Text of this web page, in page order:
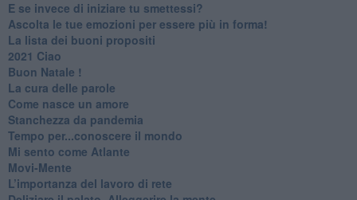
​E se invece di iniziare tu smettessi?
​Ascolta le tue emozioni per essere più in forma!
​La lista dei buoni propositi
2021 Ciao
Buon Natale !
​La cura delle parole
​Come nasce un amore
Stanchezza da pandemia
​Tempo per...conoscere il mondo
​Mi sento come Atlante
​Movi-Mente
​L’importanza del lavoro di rete